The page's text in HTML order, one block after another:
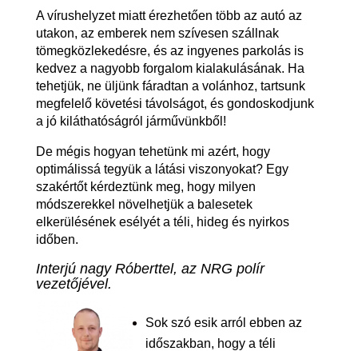
A vírushelyzet miatt érezhetően több az autó az
utakon, az emberek nem szívesen szállnak
tömegközlekedésre, és az ingyenes parkolás is
kedvez a nagyobb forgalom kialakulásának. Ha
tehetjük, ne üljünk fáradtan a volánhoz, tartsunk
megfelelő követési távolságot, és gondoskodjunk
a jó kiláthatóságról járművünkből!
De mégis hogyan tehetünk mi azért, hogy
optimálissá tegyük a látási viszonyokat? Egy
szakértőt kérdeztünk meg, hogy milyen
módszerekkel növelhetjük a balesetek
elkerülésének esélyét a téli, hideg és nyirkos
időben.
Interjú nagy Róberttel, az NRG polír
vezetőjével.
Sok szó esik arról ebben az
időszakban, hogy a téli